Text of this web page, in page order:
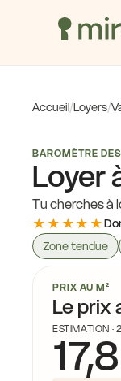
Accueil/Loyers/
BAROMÈTRE
Loyer
Tu cherches à
★★★★★
Zone tendue
PRIX AU M²
Le prix
ESTIMATION ·
18,5 €
15,7 €
17,9 €